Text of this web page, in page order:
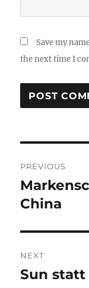
Save my
the next time I
PREVIOUS
Previous
post:
China
NEXT
Next
Sun statt